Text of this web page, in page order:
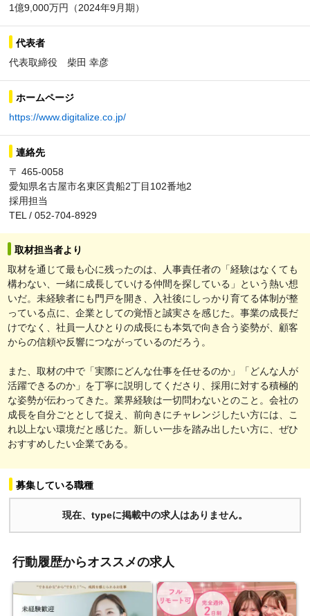
1億9,000万円（2024年9月期）
代表者
代表取締役 柴田 幸彦
ホームページ
https://www.digitalize.co.jp/
連絡先
〒 465-0058
愛知県名古屋市名東区貴船2丁目102番地2
採用担当
TEL / 052-704-8929
取材担当者より
取材を通じて最も心に残ったのは、人事責任者の「経験はなくても
構わない、一緒に成長していける仲間を探している」という熱い想
いだ。未経験者にも門戸を開き、入社後にしっかり育てる体制が整
っている点に、企業としての覚悟と誠実さを感じた。事業の成長だ
けでなく、社員一人ひとりの成長にも本気で向き合う姿勢が、顧客
からの信頼や反響につながっているのだろう。
また、取材の中で「実際にどんな仕事を任せるのか」「どんな人が
活躍できるのか」を丁寧に説明してくださり、採用に対する積極的
な姿勢が伝わってきた。業界経験は一切問わないとのこと。会社の
成長を自分ごととして捉え、前向きにチャレンジしたい方には、こ
れ以上ない環境だと感じた。新しい一歩を踏み出したい方に、ぜひ
おすすめしたい企業である。
募集している職種
現在、typeに掲載中の求人はありません。
行動履歴からオススメの求人